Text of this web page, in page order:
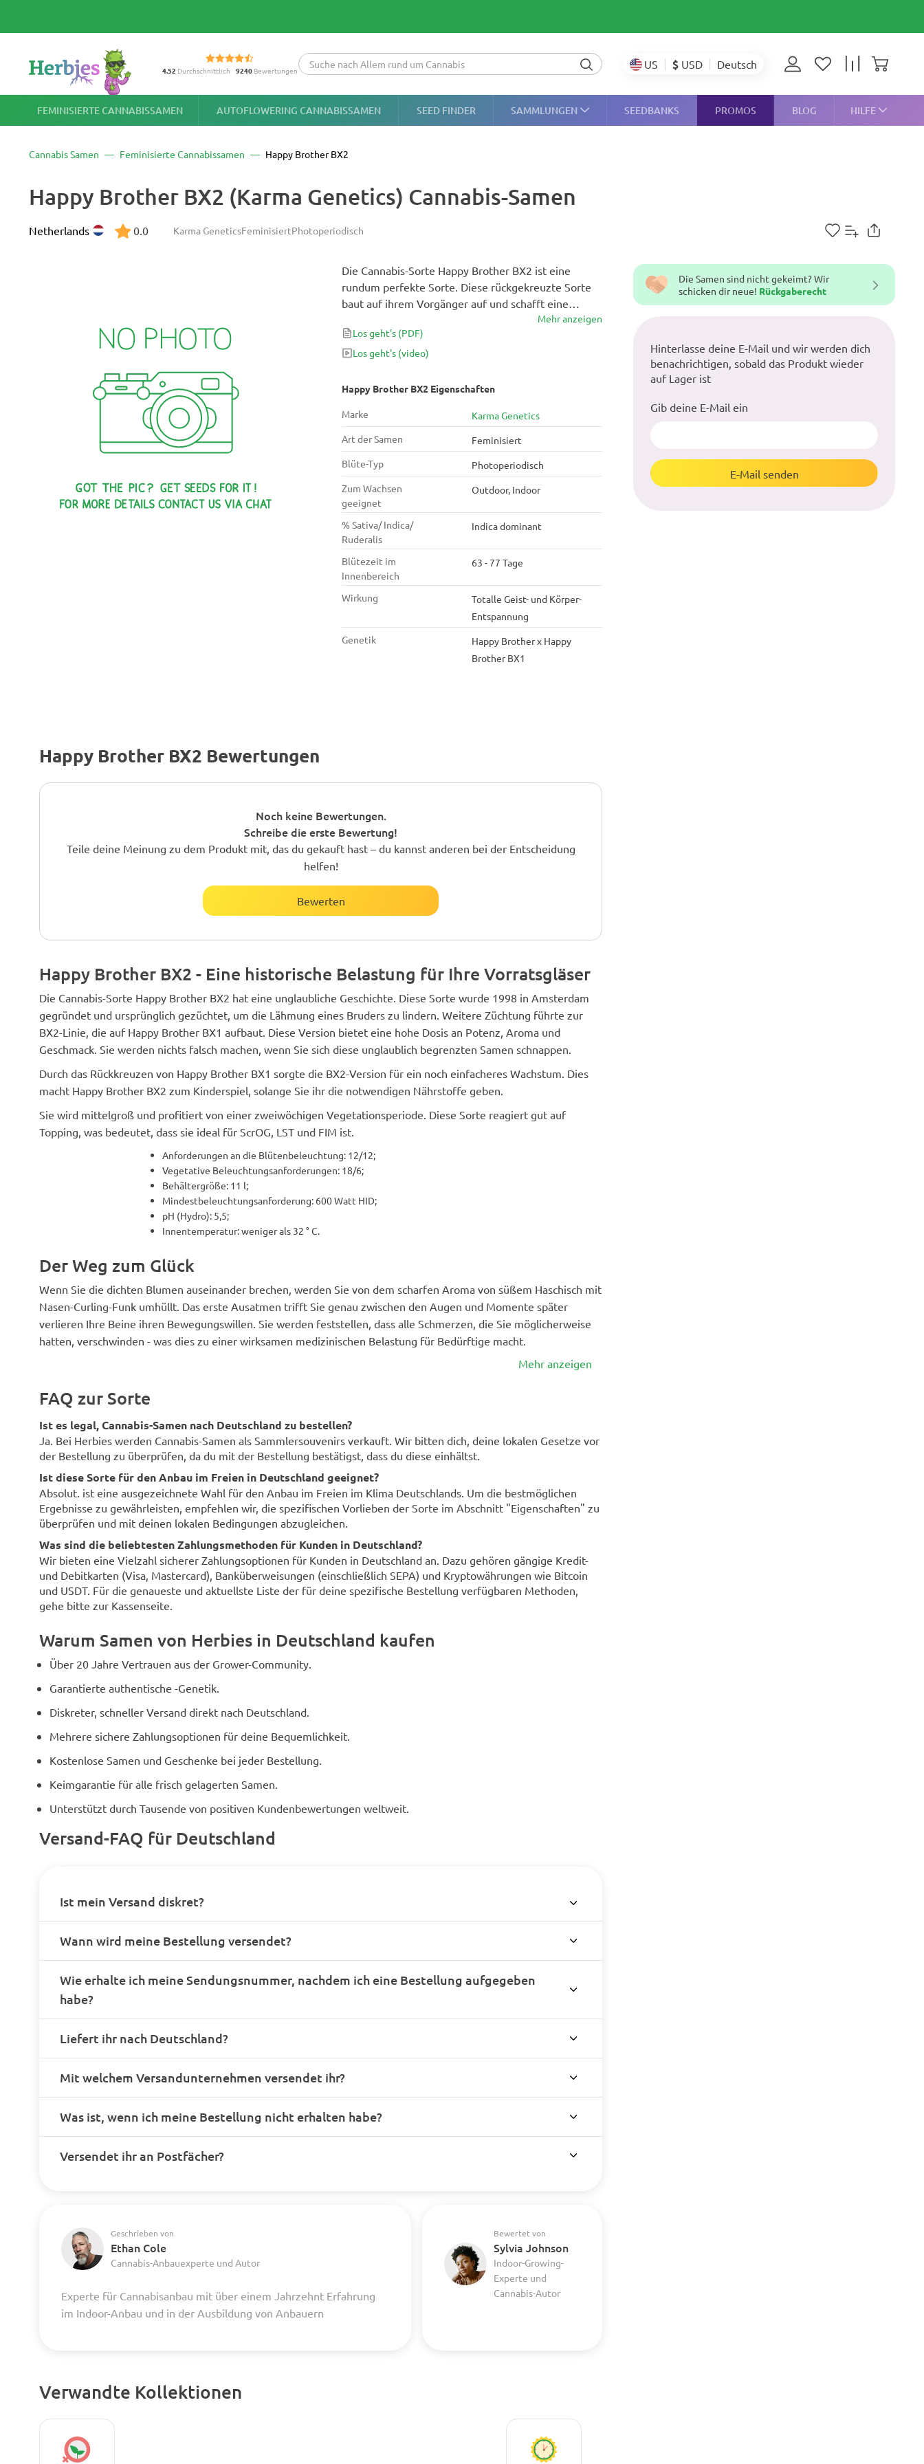
4.52 Durchschnittlich 9240Bewertungen US $ USD Deutsch
FEMINISIERTE CANNABISSAMEN AUTOFLOWERING CANNABISSAMEN SEED FINDER SAMMLUNGEN SEEDBANKS PROMOS BLOG HILFE
Cannabis Samen Feminisierte Cannabissamen Happy Brother BX2
Happy Brother BX2 (Karma Genetics) Cannabis-Samen
Karma GeneticsFeminisiertPhotoperiodisch
Netherlands 0.0
Happy Brother BX2 Eigenschaften
Marke
Karma Genetics
Art der Samen
Feminisiert
Blüte-Typ
Photoperiodisch
Zum Wachsen
geeignet
Outdoor, Indoor
% Sativa/ Indica/
Ruderalis
Indica dominant
Blütezeit im
Innenbereich
63 - 77 Tage
Wirkung
Totalle Geist- und Körper-
Entspannung
Genetik
Happy Brother x Happy
Brother BX1
Happy Brother BX2 Bewertungen
Noch keine Bewertungen.
Schreibe die erste Bewertung!
Teile deine Meinung zu dem Produkt mit, das du gekauft hast – du kannst anderen bei der Entscheidung
helfen!
Bewerten
Die Cannabis-Sorte Happy Brother BX2 ist eine
rundum perfekte Sorte. Diese rückgekreuzte Sorte
baut auf ihrem Vorgänger auf und schafft eine
Pflanze, die riesige Mengen an Golfballnugs liefert,
die mit Trichomen bedeckt sind. Nach 9 Wochen
werden Sie die medizinischen Wirkungen dieser
Mehr anzeigen
Los geht's (PDF)
Los geht's (video)
Happy Brother BX2 - Eine historische Belastung für Ihre Vorratsgläser
Die Cannabis-Sorte Happy Brother BX2 hat eine unglaubliche Geschichte. Diese Sorte wurde 1998 in Amsterdam
gegründet und ursprünglich gezüchtet, um die Lähmung eines Bruders zu lindern. Weitere Züchtung führte zur
BX2-Linie, die auf Happy Brother BX1 aufbaut. Diese Version bietet eine hohe Dosis an Potenz, Aroma und
Geschmack. Sie werden nichts falsch machen, wenn Sie sich diese unglaublich begrenzten Samen schnappen.
Durch das Rückkreuzen von Happy Brother BX1 sorgte die BX2-Version für ein noch einfacheres Wachstum. Dies
macht Happy Brother BX2 zum Kinderspiel, solange Sie ihr die notwendigen Nährstoffe geben.
Sie wird mittelgroß und profitiert von einer zweiwöchigen Vegetationsperiode. Diese Sorte reagiert gut auf
Topping, was bedeutet, dass sie ideal für ScrOG, LST und FIM ist.
Anforderungen an die Blütenbeleuchtung: 12/12;
Vegetative Beleuchtungsanforderungen: 18/6;
Behältergröße: 11 l;
Mindestbeleuchtungsanforderung: 600 Watt HID;
pH (Hydro): 5,5;
Innentemperatur: weniger als 32 ° C.
Der Weg zum Glück
Wenn Sie die dichten Blumen auseinander brechen, werden Sie von dem scharfen Aroma von süßem Haschisch mit
Nasen-Curling-Funk umhüllt. Das erste Ausatmen trifft Sie genau zwischen den Augen und Momente später
verlieren Ihre Beine ihren Bewegungswillen. Sie werden feststellen, dass alle Schmerzen, die Sie möglicherweise
hatten, verschwinden - was dies zu einer wirksamen medizinischen Belastung für Bedürftige macht.
Mehr anzeigen
FAQ zur Sorte
Ist es legal, Cannabis-Samen nach Deutschland zu bestellen?
Ja. Bei Herbies werden Cannabis-Samen als Sammlersouvenirs verkauft. Wir bitten dich, deine lokalen Gesetze vor
der Bestellung zu überprüfen, da du mit der Bestellung bestätigst, dass du diese einhältst.
Ist diese Sorte für den Anbau im Freien in Deutschland geeignet?
Absolut. ist eine ausgezeichnete Wahl für den Anbau im Freien im Klima Deutschlands. Um die bestmöglichen
Ergebnisse zu gewährleisten, empfehlen wir, die spezifischen Vorlieben der Sorte im Abschnitt "Eigenschaften" zu
überprüfen und mit deinen lokalen Bedingungen abzugleichen.
Was sind die beliebtesten Zahlungsmethoden für Kunden in Deutschland?
Wir bieten eine Vielzahl sicherer Zahlungsoptionen für Kunden in Deutschland an. Dazu gehören gängige Kredit-
und Debitkarten (Visa, Mastercard), Banküberweisungen (einschließlich SEPA) und Kryptowährungen wie Bitcoin
und USDT. Für die genaueste und aktuellste Liste der für deine spezifische Bestellung verfügbaren Methoden,
gehe bitte zur Kassenseite.
Warum Samen von Herbies in Deutschland kaufen
Über 20 Jahre Vertrauen aus der Grower-Community.
Garantierte authentische -Genetik.
Diskreter, schneller Versand direkt nach Deutschland.
Mehrere sichere Zahlungsoptionen für deine Bequemlichkeit.
Kostenlose Samen und Geschenke bei jeder Bestellung.
Keimgarantie für alle frisch gelagerten Samen.
Unterstützt durch Tausende von positiven Kundenbewertungen weltweit.
Versand-FAQ für Deutschland
Ist mein Versand diskret?
Wann wird meine Bestellung versendet?
Wie erhalte ich meine Sendungsnummer, nachdem ich eine Bestellung aufgegeben
habe?
Liefert ihr nach Deutschland?
Mit welchem Versandunternehmen versendet ihr?
Was ist, wenn ich meine Bestellung nicht erhalten habe?
Versendet ihr an Postfächer?
Geschrieben von
Ethan Cole
Cannabis-Anbauexperte und Autor
Experte für Cannabisanbau mit über einem Jahrzehnt Erfahrung
im Indoor-Anbau und in der Ausbildung von Anbauern
Bewertet von
Sylvia Johnson
Indoor-Growing-
Experte und
Cannabis-Autor
Verwandte Kollektionen
Die Samen sind nicht gekeimt? Wir
schicken dir neue! Rückgaberecht
Hinterlasse deine E-Mail und wir werden dich
benachrichtigen, sobald das Produkt wieder
auf Lager ist
Gib deine E-Mail ein
E-Mail senden